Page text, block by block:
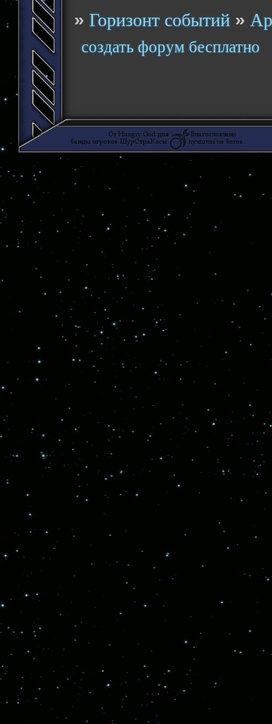
»Горизонт событий »
создать форум бесплатно